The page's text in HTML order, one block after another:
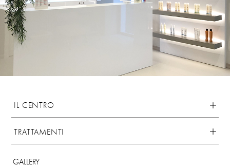
IL CENTRO
TRATTAMENTI
GALLERY